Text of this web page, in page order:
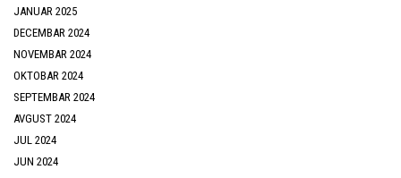
JANUAR 2025
DECEMBAR 2024
NOVEMBAR 2024
OKTOBAR 2024
SEPTEMBAR 2024
AVGUST 2024
JUL 2024
JUN 2024